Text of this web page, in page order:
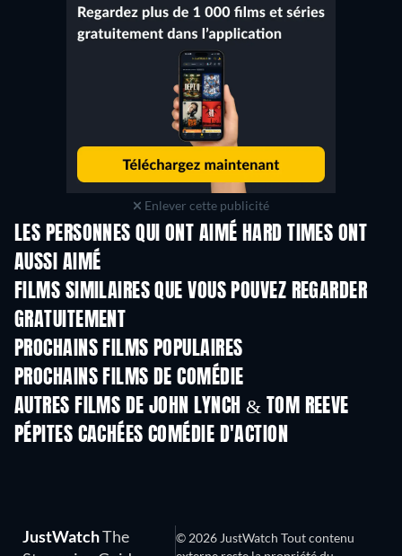
Enlever cette publicité
LES PERSONNES QUI ONT AIMÉ HARD TIMES ONT
AUSSI AIMÉ
FILMS SIMILAIRES QUE VOUS POUVEZ REGARDER
GRATUITEMENT
PROCHAINS FILMS POPULAIRES
PROCHAINS FILMS DE COMÉDIE
AUTRES FILMS DE JOHN LYNCH & TOM REEVE
PÉPITES CACHÉES COMÉDIE D'ACTION
JustWatchThe
© 2026 JustWatch Tout contenu